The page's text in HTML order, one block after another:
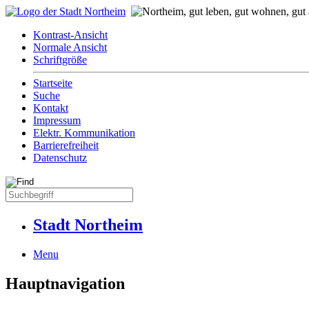
Kontrast-Ansicht
Normale Ansicht
Schriftgröße
Startseite
Suche
Kontakt
Impressum
Elektr. Kommunikation
Barrierefreiheit
Datenschutz
Stadt Northeim
Menu
Hauptnavigation